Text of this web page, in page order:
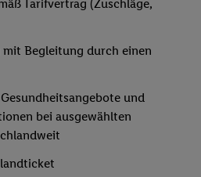
Tarifvertrag (Zuschläge,
Begleitung durch einen
und
bei ausgewählten